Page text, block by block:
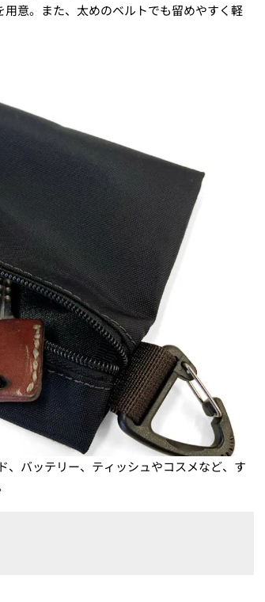
意。また、太めのベルトでも留めやすく軽
、バッテリー、ティッシュやコスメなど、す